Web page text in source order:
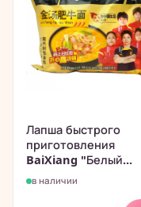
Лапша быстрого
приготовления
BaiXiang "Белый...
в наличии